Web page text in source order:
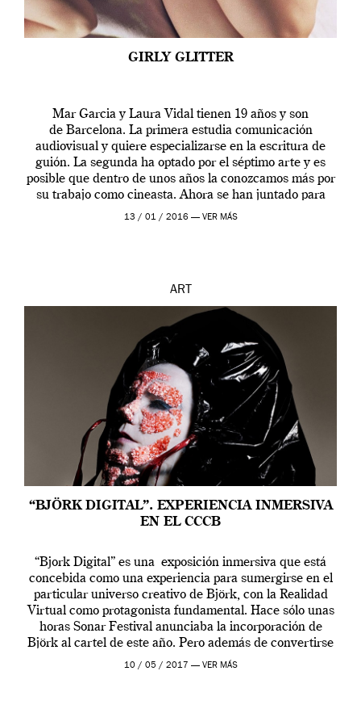
GIRLY GLITTER
Mar Garcia y Laura Vidal tienen 19 años y son
de Barcelona. La primera estudia comunicación
audiovisual y quiere especializarse en la escritura de
guión. La segunda ha optado por el séptimo arte y es
posible que dentro de unos años la conozcamos más por
su trabajo como cineasta. Ahora se han juntado para
contarnos una […]
13 / 01 / 2016 — VER MÁS
ART
“BJÖRK DIGITAL”. EXPERIENCIA INMERSIVA
EN EL CCCB
“Bjork Digital” es una exposición inmersiva que está
concebida como una experiencia para sumergirse en el
particular universo creativo de Björk, con la Realidad
Virtual como protagonista fundamental. Hace sólo unas
horas Sonar Festival anunciaba la incorporación de
Björk al cartel de este año. Pero además de convertirse
en una de las actuaciones más relevantes […]
10 / 05 / 2017 — VER MÁS